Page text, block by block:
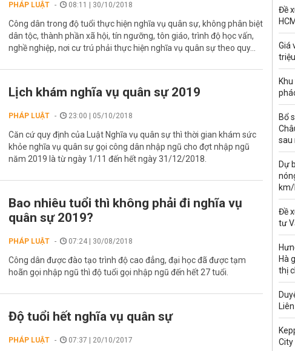
PHÁP LUẬT 08:11 | 30/10/2018
Công dân trong độ tuổi thực hiện nghĩa vụ quân sự, không phân biệt
dân tộc, thành phần xã hội, tín ngưỡng, tôn giáo, trình độ học vấn,
nghề nghiệp, nơi cư trú phải thực hiện nghĩa vụ quân sự theo quy...
Lịch khám nghĩa vụ quân sự 2019
PHÁP LUẬT 23:00 | 05/10/2018
Căn cứ quy định của Luật Nghĩa vụ quân sự thì thời gian khám sức
khỏe nghĩa vụ quân sự gọi công dân nhập ngũ cho đợt nhập ngũ
năm 2019 là từ ngày 1/11 đến hết ngày 31/12/2018.
Bao nhiêu tuổi thì không phải đi nghĩa vụ
quân sự 2019?
PHÁP LUẬT 07:24 | 30/08/2018
Công dân được đào tạo trình độ cao đẳng, đại học đã được tạm
hoãn gọi nhập ngũ thì độ tuổi gọi nhập ngũ đến hết 27 tuổi.
Độ tuổi hết nghĩa vụ quân sự
PHÁP LUẬT 07:37 | 20/10/2017
Đề
Giá
Bổ
sau
Dự
Đề
tư
Hà
thị